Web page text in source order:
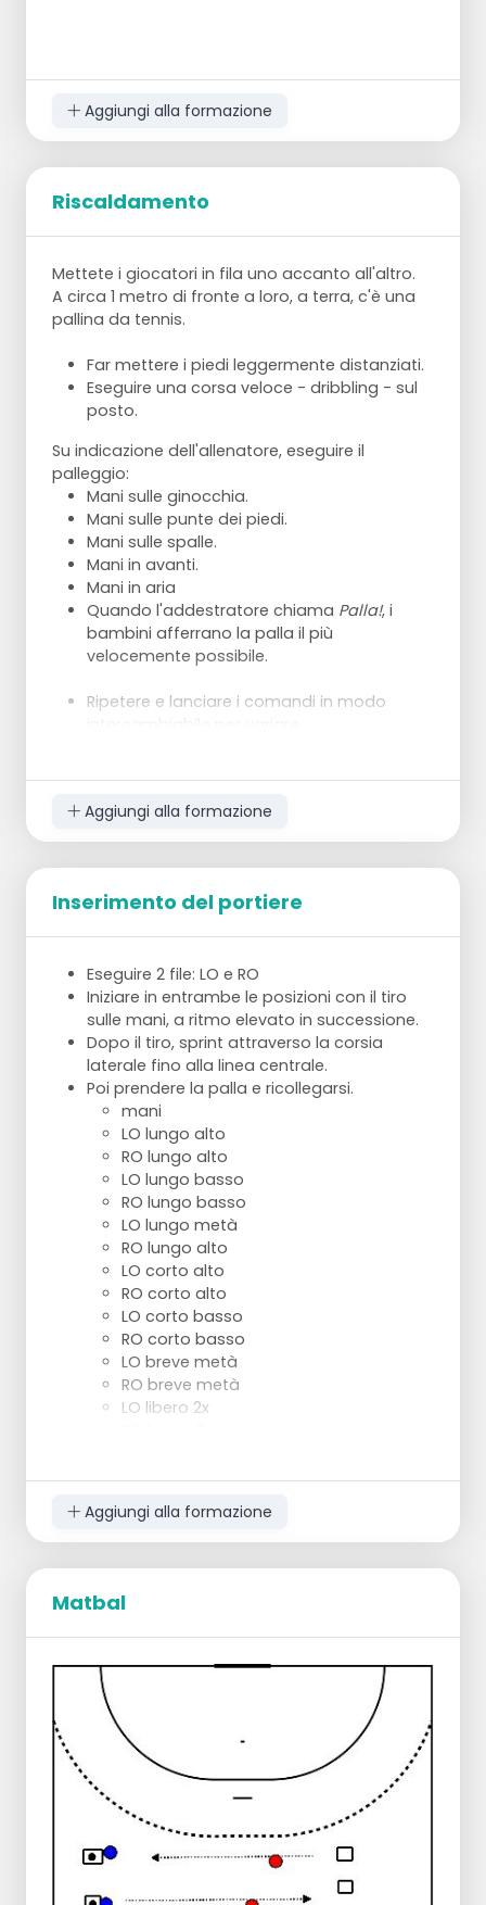
Aggiungi alla formazione
Riscaldamento
Mettete i giocatori in fila uno accanto all'altro.
A circa 1 metro di fronte a loro, a terra, c'è una
pallina da tennis.
Far mettere i piedi leggermente distanziati.
Eseguire una corsa veloce - dribbling - sul
posto.
Su indicazione dell'allenatore, eseguire il
palleggio:
Mani sulle ginocchia.
Mani sulle punte dei piedi.
Mani sulle spalle.
Mani in avanti.
Mani in aria
Quando l'addestratore chiama Palla!, i
bambini afferrano la palla il più
velocemente possibile.
Ripetere e lanciare i comandi in modo
Aggiungi alla formazione
Inserimento del portiere
Eseguire 2 file: LO e RO
Iniziare in entrambe le posizioni con il tiro
sulle mani, a ritmo elevato in successione.
Dopo il tiro, sprint attraverso la corsia
laterale fino alla linea centrale.
Poi prendere la palla e ricollegarsi.
mani
LO lungo alto
RO lungo alto
LO lungo basso
RO lungo basso
LO lungo metà
RO lungo alto
LO corto alto
RO corto alto
LO corto basso
RO corto basso
LO breve metà
RO breve metà
LO libero 2x
Aggiungi alla formazione
Matbal